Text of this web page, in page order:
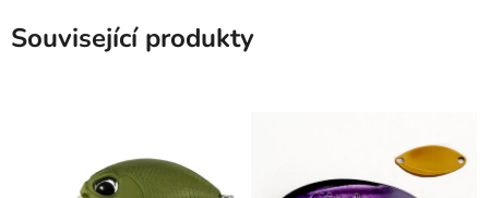
Související produkty